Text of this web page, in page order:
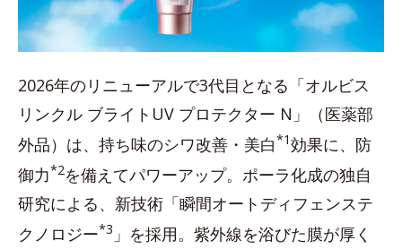
2026年のリニューアルで3代目となる「オルビス
リンクル ブライトUV プロテクター N」（医薬部
外品）は、持ち味のシワ改善・美白*1効果に、防
御力*2を備えてパワーアップ。ポーラ化成の独自
研究による、新技術「瞬間オートディフェンステ
クノロジー*3 」を採用。紫外線を浴びた膜が厚く